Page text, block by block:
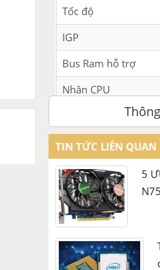
Tốc độ
IGP
Bus Ram hỗ trợ
Nhân CPU
Bộ nhớ đệm
Tập lệnh
TIN TỨC LIÊN QUAN
5